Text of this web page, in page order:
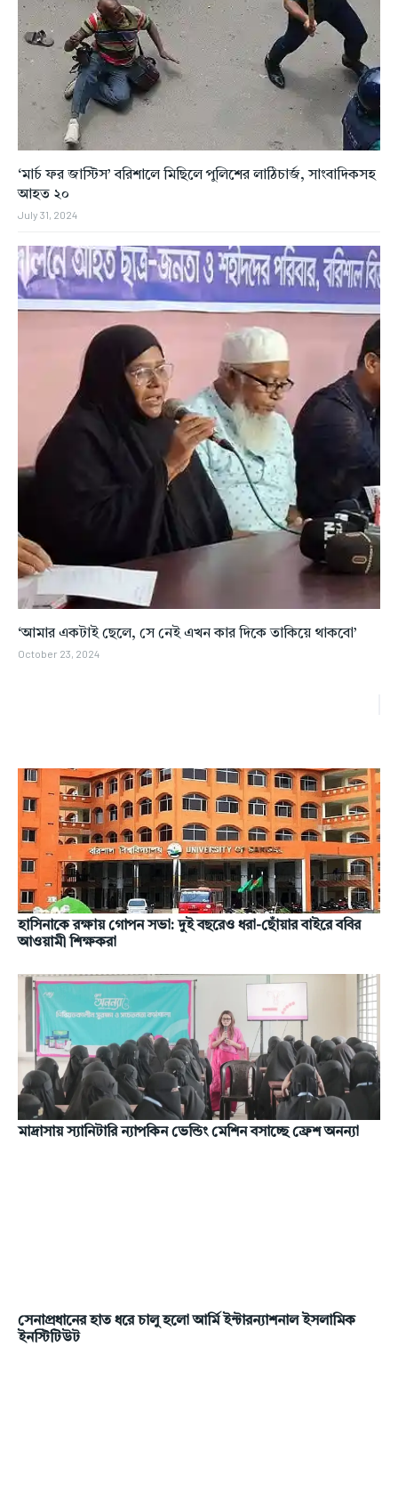
হাসিনাকে রক্ষায় গোপন সভা: দুই বছরেও ধরা-ছোঁয়ার বাইরে ববির
আওয়ামী শিক্ষকরা
মাদ্রাসায় স্যানিটারি ন্যাপকিন ভেন্ডিং মেশিন বসাচ্ছে ফ্রেশ অনন্যা
সেনাপ্রধানের হাত ধরে চালু হলো আর্মি ইন্টারন্যাশনাল ইসলামিক
ইনস্টিটিউট
‘মার্চ ফর জাস্টিস’ বরিশালে মিছিলে পুলিশের লাঠিচার্জ, সাংবাদিকসহ
আহত ২০
July 31, 2024
‘আমার একটাই ছেলে, সে নেই এখন কার দিকে তাকিয়ে থাকবো’
October 23, 2024